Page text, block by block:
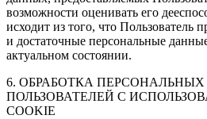
возможности оценивать его
исходит из того, что Пользователь
и достаточные персональные
актуальном состоянии.
6. ОБРАБОТКА
ПОЛЬЗОВАТЕЛЕЙ С
COOKIE